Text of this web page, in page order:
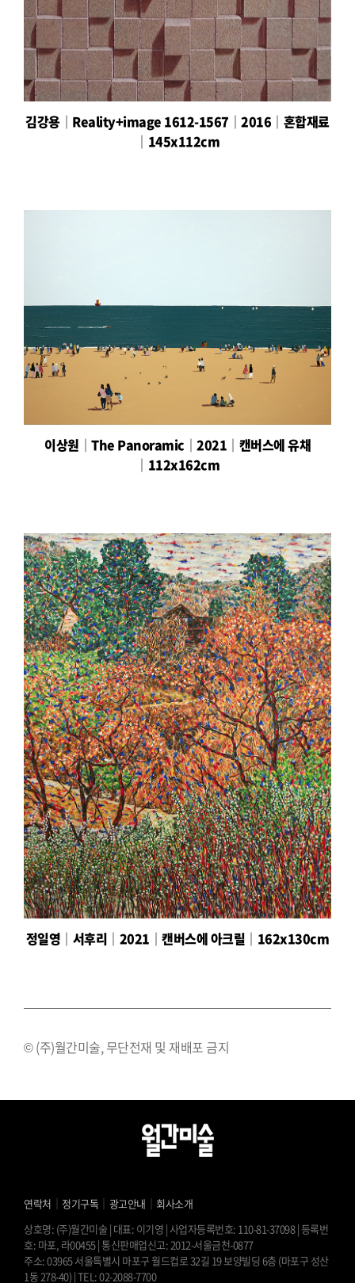
김강용│Reality+image 1612-1567│2016│혼합재료
│145x112cm
이상원│The Panoramic│2021│캔버스에 유채
│112x162cm
정일영│서후리│2021│캔버스에 아크릴│162x130cm
© (주)월간미술, 무단전재 및 재배포 금지
연락처 ｜ 정기구독 ｜ 광고안내 ｜ 회사소개
상호명: (주)월간미술 | 대표: 이기영 | 사업자등록번호: 110-81-37098 | 등록번
호: 마포, 라00455 | 통신판매업신고: 2012-서울금천-0877
주소: 03965 서울특별시 마포구 월드컵로 32길 19 보양빌딩 6층 (마포구 성산
1동 278-40) | TEL: 02-2088-7700